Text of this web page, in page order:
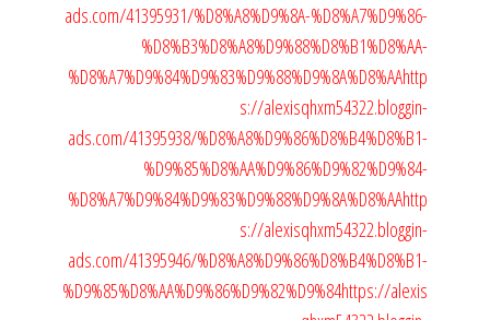
ads.com/41395931/%D8%A8%D9%8A-%D8%A7%D9%86-
%D8%B3%D8%A8%D9%88%D8%B1%D8%AA-
%D8%A7%D9%84%D9%83%D9%88%D9%8A%D8%AAhttp
s://alexisqhxm54322.bloggin-
ads.com/41395938/%D8%A8%D9%86%D8%B4%D8%B1-
%D9%85%D8%AA%D9%86%D9%82%D9%84-
%D8%A7%D9%84%D9%83%D9%88%D9%8A%D8%AAhttp
s://alexisqhxm54322.bloggin-
ads.com/41395946/%D8%A8%D9%86%D8%B4%D8%B1-
%D9%85%D8%AA%D9%86%D9%82%D9%84https://alexis